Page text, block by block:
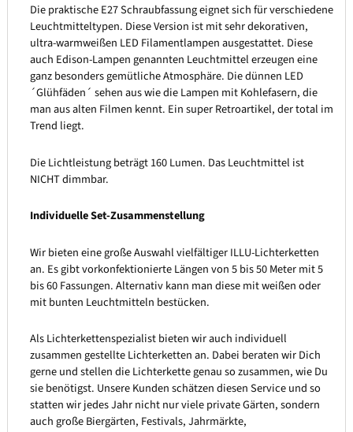
Die praktische E27 Schraubfassung eignet sich für verschiedene
Leuchtmitteltypen. Diese Version ist mit sehr dekorativen,
ultra-warmweißen LED Filamentlampen ausgestattet. Diese
auch Edison-Lampen genannten Leuchtmittel erzeugen eine
ganz besonders gemütliche Atmosphäre. Die dünnen LED
´Glühfäden´ sehen aus wie die Lampen mit Kohlefasern, die
man aus alten Filmen kennt. Ein super Retroartikel, der total im
Trend liegt.
Die Lichtleistung beträgt 160 Lumen. Das Leuchtmittel ist
NICHT dimmbar.
Individuelle Set-Zusammenstellung
Wir bieten eine große Auswahl vielfältiger ILLU-Lichterketten
an. Es gibt vorkonfektionierte Längen von 5 bis 50 Meter mit 5
bis 60 Fassungen. Alternativ kann man diese mit weißen oder
mit bunten Leuchtmitteln bestücken.
Als Lichterkettenspezialist bieten wir auch individuell
zusammen gestellte Lichterketten an. Dabei beraten wir Dich
gerne und stellen die Lichterkette genau so zusammen, wie Du
sie benötigst. Unsere Kunden schätzen diesen Service und so
statten wir jedes Jahr nicht nur viele private Gärten, sondern
auch große Biergärten, Festivals, Jahrmärkte,